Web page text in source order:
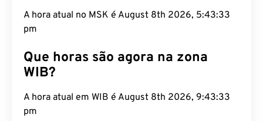
A hora atual no MSK é August 8th 2026, 5:43:34
pm
Que horas são agora na zona
WIB?
A hora atual em WIB é August 8th 2026, 9:43:34
pm